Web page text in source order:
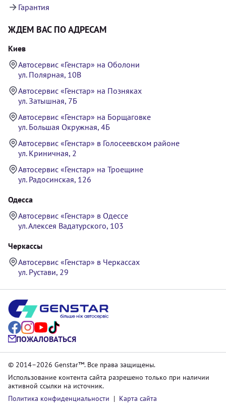
Гарантия
ЖДЕМ ВАС ПО АДРЕСАМ
Киев
Автосервис «Генстар» на Оболони
ул. Полярная, 10В
Автосервис «Генстар» на Позняках
ул. Затышная, 7Б
Автосервис «Генстар» на Борщаговке
ул. Большая Окружная, 4Б
Автосервис «Генстар» в Голосеевском районе
ул. Криничная, 2
Автосервис «Генстар» на Троещине
ул. Радосинская, 126
Одесса
Автосервис «Генстар» в Одессе
ул. Алексея Вадатурского, 103
Черкассы
Автосервис «Генстар» в Черкассах
ул. Рустави, 29
ПОЖАЛОВАТЬСЯ
© 2014–2026 Genstar™. Все права защищены.
Использование контента сайта разрешено только при наличии
активной ссылки на источник.
Политика конфиденциальности | Карта сайта